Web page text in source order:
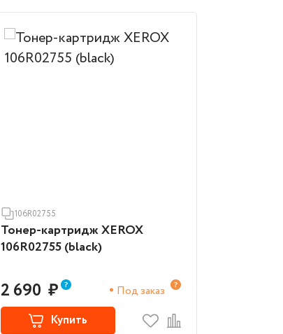
106R02755
Тонер-картридж XEROX
106R02755 (black)
2 690 ₽ Под заказ
Купить